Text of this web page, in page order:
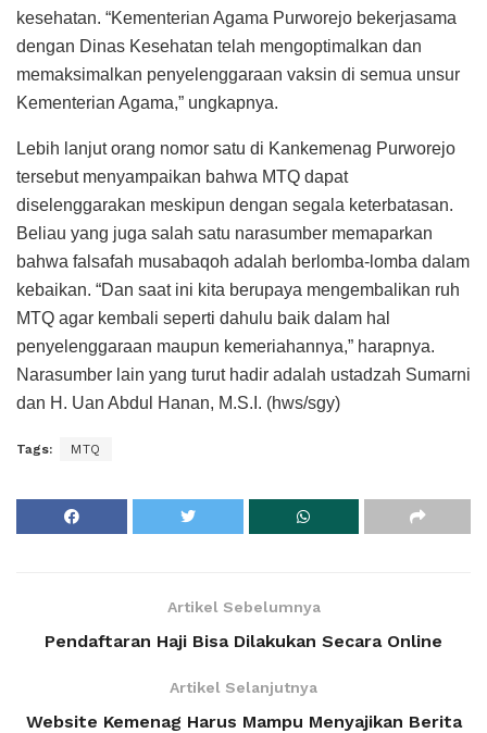
kesehatan. “Kementerian Agama Purworejo bekerjasama
dengan Dinas Kesehatan telah mengoptimalkan dan
memaksimalkan penyelenggaraan vaksin di semua unsur
Kementerian Agama,” ungkapnya.
Lebih lanjut orang nomor satu di Kankemenag Purworejo
tersebut menyampaikan bahwa MTQ dapat
diselenggarakan meskipun dengan segala keterbatasan.
Beliau yang juga salah satu narasumber memaparkan
bahwa falsafah musabaqoh adalah berlomba-lomba dalam
kebaikan. “Dan saat ini kita berupaya mengembalikan ruh
MTQ agar kembali seperti dahulu baik dalam hal
penyelenggaraan maupun kemeriahannya,” harapnya.
Narasumber lain yang turut hadir adalah ustadzah Sumarni
dan H. Uan Abdul Hanan, M.S.I. (hws/sgy)
Tags: MTQ
Artikel Sebelumnya
Pendaftaran Haji Bisa Dilakukan Secara Online
Artikel Selanjutnya
Website Kemenag Harus Mampu Menyajikan Berita